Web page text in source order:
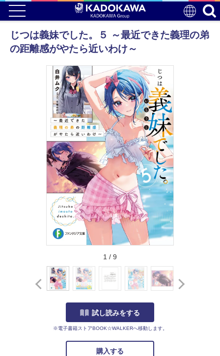
じつは義妹でした。５ ～最近できた義理の弟
の距離感がやたら近いわけ～
1 / 9
試し読みをする
※電子書籍ストアBOOK☆WALKERへ移動します。
購入する